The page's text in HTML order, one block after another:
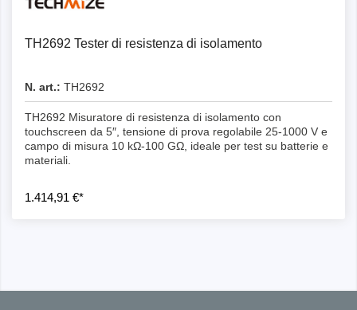
TH2692 Tester di resistenza di isolamento
N. art.: TH2692
TH2692 Misuratore di resistenza di isolamento con
touchscreen da 5″, tensione di prova regolabile 25-1000 V e
campo di misura 10 kΩ-100 GΩ, ideale per test su batterie e
materiali.
1.414,91 €*